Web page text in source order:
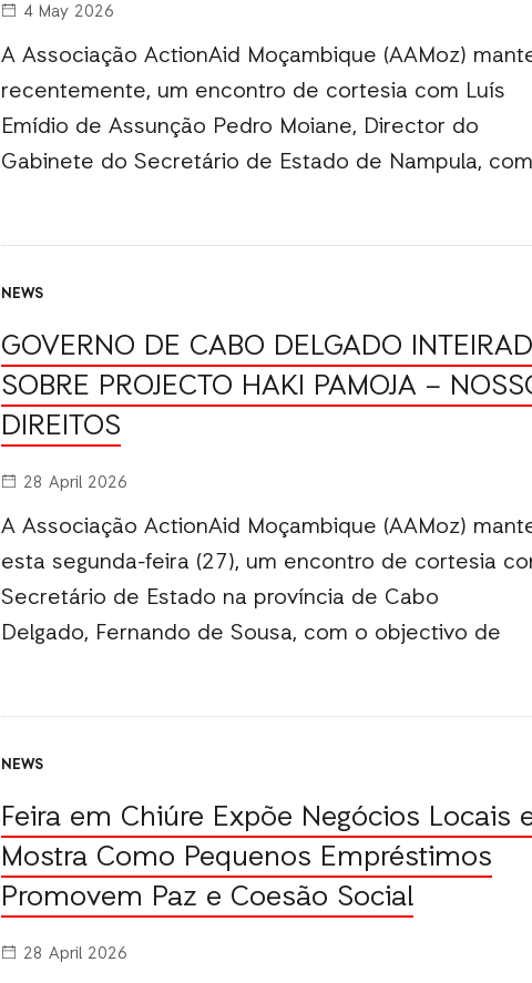
4 May 2026
A Associação ActionAid Moçambique (AAMoz)
recentemente, um encontro de cortesia com Luís
Emídio de Assunção Pedro Moiane, Director do
Gabinete do Secretário de Estado de Nampula,
NEWS
GOVERNO DE CABO DELGADO
SOBRE PROJECTO HAKI PAMOJA –
DIREITOS
28 April 2026
A Associação ActionAid Moçambique (AAMoz)
esta segunda-feira (27), um encontro de cortesia
Secretário de Estado na província de Cabo
Delgado, Fernando de Sousa, com o objectivo de
NEWS
Feira em Chiúre Expõe Negócios Locais
Mostra Como Pequenos Empréstimos
Promovem Paz e Coesão Social
28 April 2026